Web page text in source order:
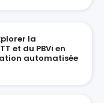
la
et du PBVi en
automatisée